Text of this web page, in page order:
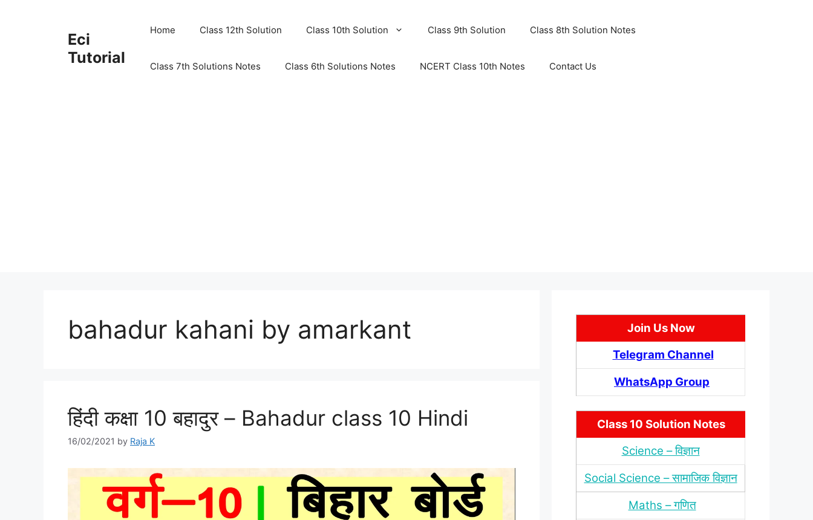
Eci
Tutorial
Home Class 12th Solution Class 10th Solution Class 9th Solution Class 8th Solution Notes
Class 7th Solutions Notes Class 6th Solutions Notes NCERT Class 10th Notes Contact Us
bahadur kahani by amarkant
हिंदी कक्षा 10 बहादुर – Bahadur class 10 Hindi
16/02/2021 by Raja K
Join Us Now
Telegram Channel
WhatsApp Group
Class 10 Solution Notes
Science – विज्ञान
Social Science – सामाजिक विज्ञान
Maths – गणित